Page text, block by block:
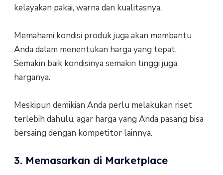
kelayakan pakai, warna dan kualitasnya.
Memahami kondisi produk juga akan membantu
Anda dalam menentukan harga yang tepat.
Semakin baik kondisinya semakin tinggi juga
harganya.
Meskipun demikian Anda perlu melakukan riset
terlebih dahulu, agar harga yang Anda pasang bisa
bersaing dengan kompetitor lainnya.
3. Memasarkan di Marketplace